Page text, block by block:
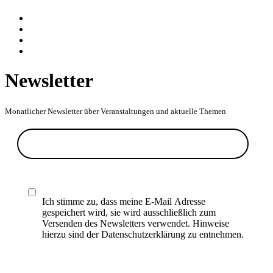
Newsletter
Monatlicher Newsletter über Veranstaltungen und aktuelle Themen
Ich stimme zu, dass meine E-Mail Adresse
gespeichert wird, sie wird ausschließlich zum
Versenden des Newsletters verwendet. Hinweise
hierzu sind der Datenschutzerklärung zu entnehmen.